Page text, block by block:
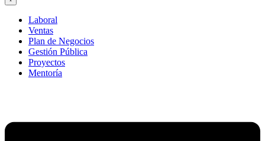
Laboral
Ventas
Plan de Negocios
Gestión Pública
Proyectos
Mentoría